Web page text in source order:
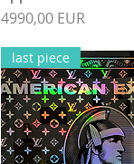
Ár
4990,00 EUR
last piece